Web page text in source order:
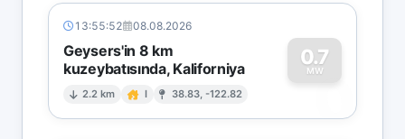
13:55:52 08.08.2026
Geysers'in 8 km
kuzeybatısında, Kaliforniya
2.2 km I 38.83, -122.82
0.7
MW
0